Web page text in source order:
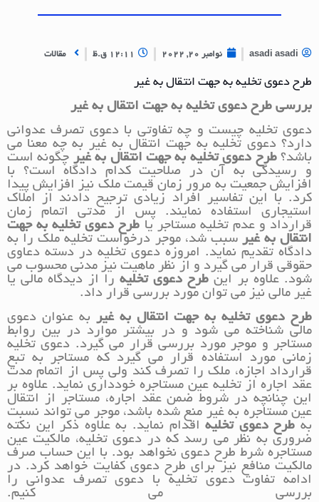
asadi asadi نوامبر 20, 2022 12:11 ق.ظ مقالات
طرح دعوی تخلیه به جهت انتقال به غیر
بررسی طرح دعوی تخلیه به جهت انتقال به غیر
دعوی تخلیه چیست و چه تفاوتی با دعوی تصرف عدوانی
دارد؟ دعوی تخلیه به جهت انتقال به غیر به چه معنا می
باشد؟طرح دعوی تخلیه به جهت انتقال به غیر چگونه است
و رسیدگی به آن در صلاحیت کدام دادگاه است؟ با
افزایش جمعیت به مرور زمان قیمت ملک نیز افزایش پیدا
کرد. با این تفاسیر افراد زیادی ترجیح دادند از املاک
استیجاری استفاده نمایند. پس از مدتی اتمام زمان
قرارداد و عدم تخلیه مستاجر یا طرح دعوی تخلیه به جهت
انتقال به غیر سبب شد، موجر درخواست تخلیه ملک را به
دادگاه تقدیم نماید. امروزه دعوی تخلیه در دسته دعاوی
حقوقی قرار می گیرد و از نظر ماهیت نیز مدنی محسوب می
شود. علاوه بر این طرح دعوی تخلیه را از دیدگاه مالی یا
غیر مالی نیز می توان مورد بررسی قرار داد.
طرح دعوی تخلیه به جهت انتقال به غیر به عنوان دعوی
مالی شناخته می شود و در بیشتر موارد در بین روابط
مستاجر و موجر مورد بررسی قرار می گیرد. دعوی تخلیه
زمانی مورد استفاده قرار می گیرد که مستاجر به تبع
قرارداد اجازه، ملک را تصرف کند ولی پس از اتمام مدت
عقد اجاره از تخلیه عین مستاجره خودداری نماید. علاوه بر
این چنانچه در شروط ضمن عقد اجاره، مستاجر از انتقال
عین مستاجره به غیر منع شده باشد، موجر می تواند نسبت
به طرح دعوی تخلیهاقدام نماید. به علاوه ذکر این نکته
ضروری به نظر می رسد که در دعوی تخلیه، مالکیت عین
مستاجره شرط طرح دعوی نخواهد بود. با این حساب صرف
مالکیت منافع نیز برای طرح دعوی کفایت خواهد کرد. در
ادامه تفاوت دعوی تخلیه با دعوی تصرف عدوانی را
بررسی می کنیم.